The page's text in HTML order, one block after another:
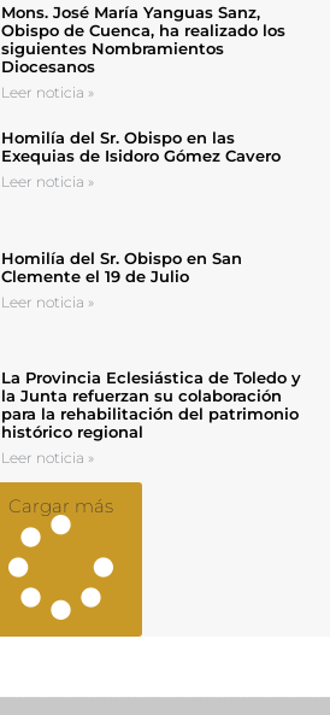
Mons. José María Yanguas Sanz,
Obispo de Cuenca, ha realizado los
siguientes Nombramientos
Diocesanos
Leer noticia »
Homilía del Sr. Obispo en las
Exequias de Isidoro Gómez Cavero
Leer noticia »
Homilía del Sr. Obispo en San
Clemente el 19 de Julio
Leer noticia »
La Provincia Eclesiástica de Toledo y
la Junta refuerzan su colaboración
para la rehabilitación del patrimonio
histórico regional
Leer noticia »
Cargar más